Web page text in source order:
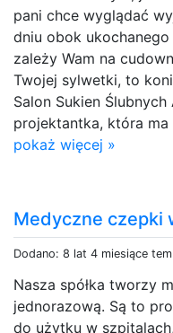
pani chce wyglądać
dniu obok
zależy Wam na
Twojej sylwetki, to
Salon Sukien
projektantka, która ma
pokaż więcej »
Medyczne czepki
Dodano: 8 lat 4 miesiące
Nasza spółka tworzy
jednorazową. Są to
do użytku w